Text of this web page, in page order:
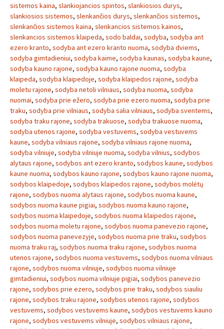
sistemos kaina, slankiojancios spintos, slankiosios durys,
slankiosios sistemos, slenkančios durys, slenkančios sistemos,
slenkančios sistemos kaina, slenkancios sistemos kainos,
slenkancios sistemos klaipeda, sodo baldai, sodyba, sodyba ant
ezero kranto, sodyba ant ezero kranto nuoma, sodyba dviems,
sodyba gimtadieniui, sodyba kaime, sodyba kaunas, sodyba kaune,
sodyba kauno rajone, sodyba kauno rajone nuoma, sodyba
klaipeda, sodyba klaipedoje, sodyba klaipedos rajone, sodyba
moletu rajone, sodyba netoli vilniaus, sodyba nuoma, sodyba
nuomai, sodyba prie ežero, sodyba prie ezero nuoma, sodyba prie
traku, sodyba prie vilniaus, sodyba salia vilniaus, sodyba sventems,
sodyba traku rajone, sodyba trakuose, sodyba trakuose nuoma,
sodyba utenos rajone, sodyba vestuvems, sodyba vestuvems
kaune, sodyba vilniaus rajone, sodyba vilniaus rajone nuoma,
sodyba vilniuje, sodyba vilniuje nuoma, sodyba vilnius, sodybos
alytaus rajone, sodybos ant ezero kranto, sodybos kaune, sodybos
kaune nuoma, sodybos kauno rajone, sodybos kauno rajone nuoma,
sodybos klaipedoje, sodybos klaipedos rajone, sodybos molėtų
rajone, sodybos nuoma alytaus rajone, sodybos nuoma kaune,
sodybos nuoma kaune pigiai, sodybos nuoma kauno rajone,
sodybos nuoma klaipedoje, sodybos nuoma klaipedos rajone,
sodybos nuoma moletu rajone, sodybos nuoma panevezio rajone,
sodybos nuoma panevezyje, sodybos nuoma prie traku, sodybos
nuoma traku raj, sodybos nuoma traku rajone, sodybos nuoma
utenos rajone, sodybos nuoma vestuvems, sodybos nuoma vilniaus
rajone, sodybos nuoma vilniuje, sodybos nuoma vilniuje
gimtadieniui, sodybos nuoma vilniuje pigiai, sodybos panevezio
rajone, sodybos prie ezero, sodybos prie traku, sodybos siauliu
rajone, sodybos traku rajone, sodybos utenos rajone, sodybos
vestuvems, sodybos vestuvems kaune, sodybos vestuvems kauno
rajone, sodybos vestuvems vilniuje, sodybos vilniaus rajone,